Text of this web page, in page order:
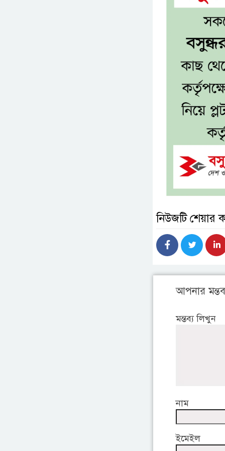
নিউজটি শেয়ার
আপনার
মন্তব্য লিখুন
নাম
ইমেইল